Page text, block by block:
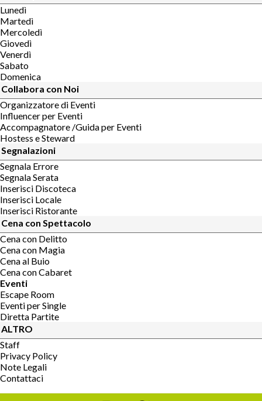
Lunedì
Martedì
Mercoledì
Giovedì
Venerdì
Sabato
Domenica
Collabora con Noi
Organizzatore di Eventi
Influencer per Eventi
Accompagnatore /Guida per Eventi
Hostess e Steward
Segnalazioni
Segnala Errore
Segnala Serata
Inserisci Discoteca
Inserisci Locale
Inserisci Ristorante
Cena con Spettacolo
Cena con Delitto
Cena con Magia
Cena al Buio
Cena con Cabaret
Eventi
Escape Room
Eventi per Single
Diretta Partite
ALTRO
Staff
Privacy Policy
Note Legali
Contattaci